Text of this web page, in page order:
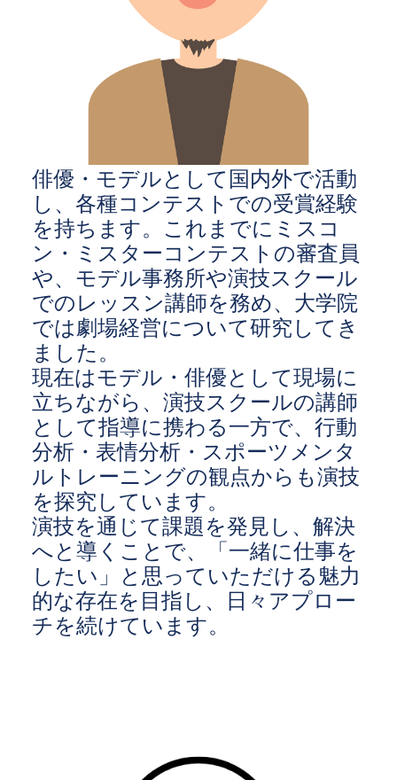
俳優・モデルとして国内外で活動
し、各種コンテストでの受賞経験
を持ちます。これまでにミスコ
ン・ミスターコンテストの審査員
や、モデル事務所や演技スクール
でのレッスン講師を務め、大学院
では劇場経営について研究してき
ました。
現在はモデル・俳優として現場に
立ちながら、演技スクールの講師
として指導に携わる一方で、行動
分析・表情分析・スポーツメンタ
ルトレーニングの観点からも演技
を探究しています。
演技を通じて課題を発見し、解決
へと導くことで、「一緒に仕事を
したい」と思っていただける魅力
的な存在を目指し、日々アプロー
チを続けています。